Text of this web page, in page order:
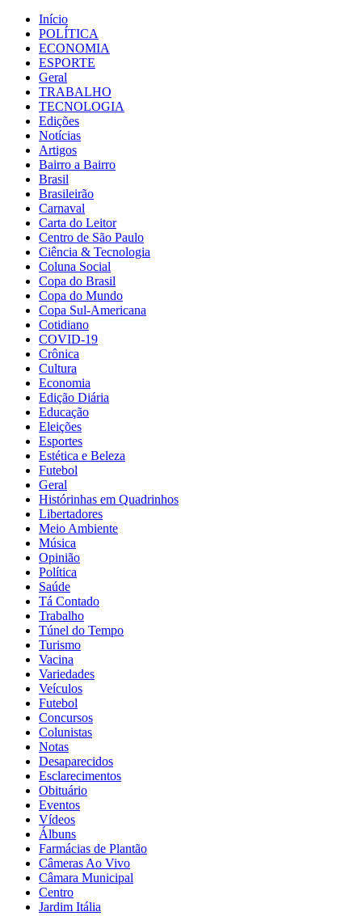
Início
POLÍTICA
ECONOMIA
ESPORTE
Geral
TRABALHO
TECNOLOGIA
Edições
Notícias
Artigos
Bairro a Bairro
Brasil
Brasileirão
Carnaval
Carta do Leitor
Centro de São Paulo
Ciência & Tecnologia
Coluna Social
Copa do Brasil
Copa do Mundo
Copa Sul-Americana
Cotidiano
COVID-19
Crônica
Cultura
Economia
Edição Diária
Educação
Eleições
Esportes
Estética e Beleza
Futebol
Geral
Histórinhas em Quadrinhos
Libertadores
Meio Ambiente
Música
Opinião
Política
Saúde
Tá Contado
Trabalho
Túnel do Tempo
Turismo
Vacina
Variedades
Veículos
Futebol
Concursos
Colunistas
Notas
Desaparecidos
Esclarecimentos
Obituário
Eventos
Vídeos
Álbuns
Farmácias de Plantão
Câmeras Ao Vivo
Câmara Municipal
Centro
Jardim Itália